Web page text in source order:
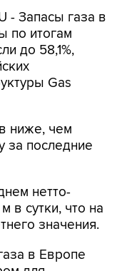
до 58,1%,
Gas
ниже, чем
нетто-
значения.
в Европе